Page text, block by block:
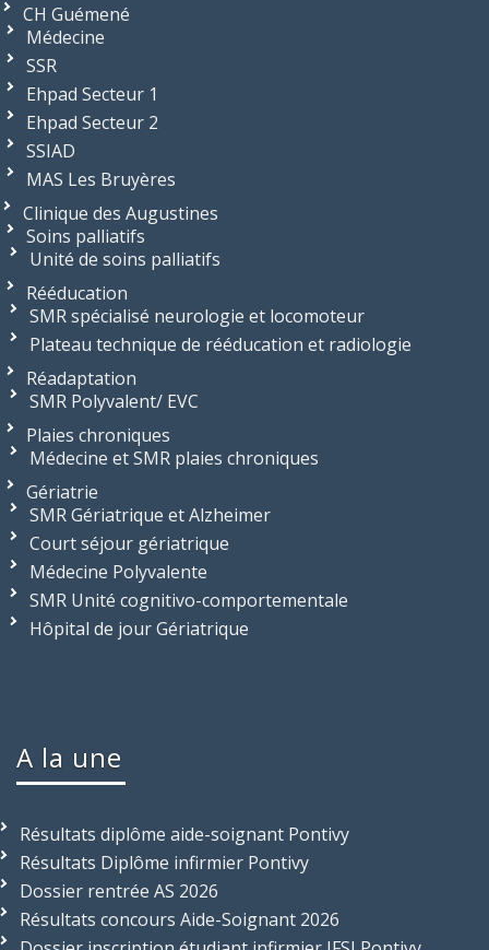
CH Guémené
Médecine
SSR
Ehpad Secteur 1
Ehpad Secteur 2
SSIAD
MAS Les Bruyères
Clinique des Augustines
Soins palliatifs
Unité de soins palliatifs
Rééducation
SMR spécialisé neurologie et locomoteur
Plateau technique de rééducation et radiologie
Réadaptation
SMR Polyvalent/ EVC
Plaies chroniques
Médecine et SMR plaies chroniques
Gériatrie
SMR Gériatrique et Alzheimer
Court séjour gériatrique
Médecine Polyvalente
SMR Unité cognitivo-comportementale
Hôpital de jour Gériatrique
A la une
Résultats diplôme aide-soignant Pontivy
Résultats Diplôme infirmier Pontivy
Dossier rentrée AS 2026
Résultats concours Aide-Soignant 2026